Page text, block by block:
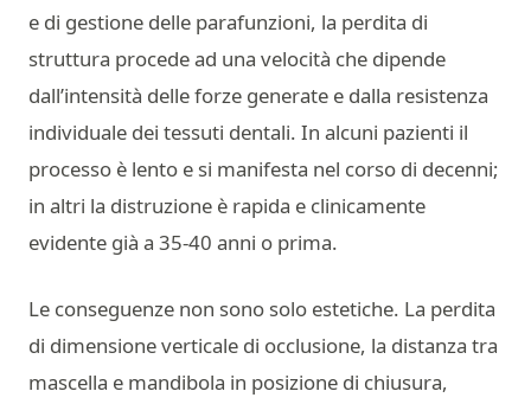
e di gestione delle parafunzioni, la perdita di
struttura procede ad una velocità che dipende
dall’intensità delle forze generate e dalla resistenza
individuale dei tessuti dentali. In alcuni pazienti il
processo è lento e si manifesta nel corso di decenni;
in altri la distruzione è rapida e clinicamente
evidente già a 35-40 anni o prima.
Le conseguenze non sono solo estetiche. La perdita
di dimensione verticale di occlusione, la distanza tra
mascella e mandibola in posizione di chiusura,